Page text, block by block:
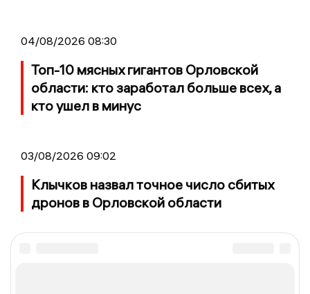
04/08/2026 08:30
Топ-10 мясных гигантов Орловской
области: кто заработал больше всех, а
кто ушел в минус
03/08/2026 09:02
Клычков назвал точное число сбитых
дронов в Орловской области